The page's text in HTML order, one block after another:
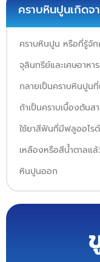
คราบหินปูนเกิดจา
คราบหินปูน หรือที่รู้จัก
จุลินทรีย์และเศษอาหา
กลายเป็นคราบหินปูน
ถ้าเป็นคราบเบื้องต้น
ใช้ยาสีฟันที่มีฟลูออไร
เหลืองหรือสีน้ำตาลแ
หินปูนออก